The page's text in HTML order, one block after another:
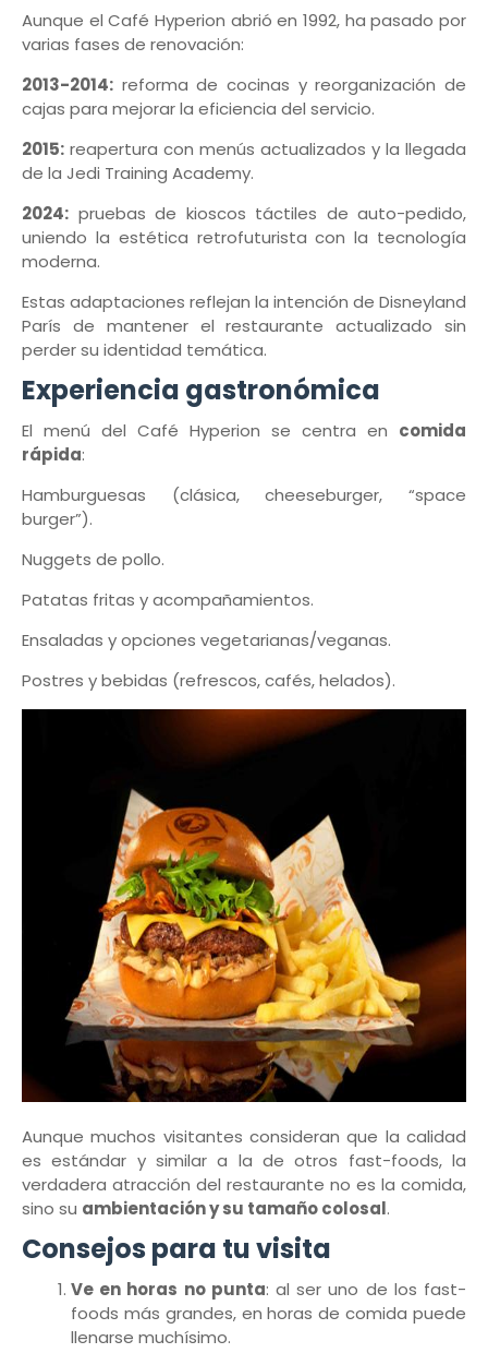
Aunque el Café Hyperion abrió en 1992, ha pasado por
varias fases de renovación:
2013-2014: reforma de cocinas y reorganización de
cajas para mejorar la eficiencia del servicio.
2015: reapertura con menús actualizados y la llegada
de la Jedi Training Academy.
2024: pruebas de kioscos táctiles de auto-pedido,
uniendo la estética retrofuturista con la tecnología
moderna.
Estas adaptaciones reflejan la intención de Disneyland
París de mantener el restaurante actualizado sin
perder su identidad temática.
Experiencia gastronómica
El menú del Café Hyperion se centra en comida
rápida:
Hamburguesas (clásica, cheeseburger, “space
burger”).
Nuggets de pollo.
Patatas fritas y acompañamientos.
Ensaladas y opciones vegetarianas/veganas.
Postres y bebidas (refrescos, cafés, helados).
Aunque muchos visitantes consideran que la calidad
es estándar y similar a la de otros fast-foods, la
verdadera atracción del restaurante no es la comida,
sino su ambientación y su tamaño colosal.
Consejos para tu visita
Ve en horas no punta: al ser uno de los fast-
foods más grandes, en horas de comida puede
llenarse muchísimo.